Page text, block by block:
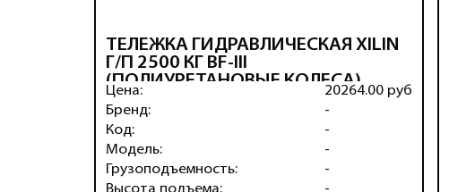
ТЕЛЕЖКА ГИДРАВЛИЧЕСКАЯ XILIN
Г/П 2500 КГ BF-III
(ПОЛИУРЕТАНОВЫЕ КОЛЕСА)
Цена:
Бренд:
Код:
Модель:
Грузоподъемность:
20264.00 руб
-
-
-
-